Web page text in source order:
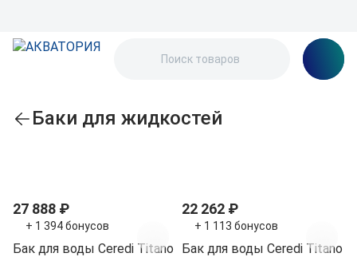
Баки для жидкостей
27 888 ₽
+ 1 394 бонусов
Бак для воды Ceredi Titano
22 262 ₽
+ 1 113 бонусов
Бак для воды Ceredi Titano